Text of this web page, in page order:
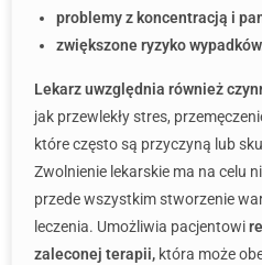
problemy z koncentracją i
zwiększone ryzyko
Lekarz uwzględnia również
jak przewlekły stres,
które często są przyczyną lub
Zwolnienie lekarskie ma na celu
przede wszystkim stworzenie
leczenia. Umożliwia pacjentowi
zaleconej terapii, która może